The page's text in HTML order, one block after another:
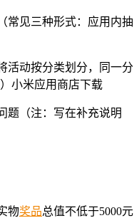
常见三种形式：应用内抽
活动按分类划分，同一分
小米应用商店下载
题（注：写在补充说明
物奖品总值不低于5000元